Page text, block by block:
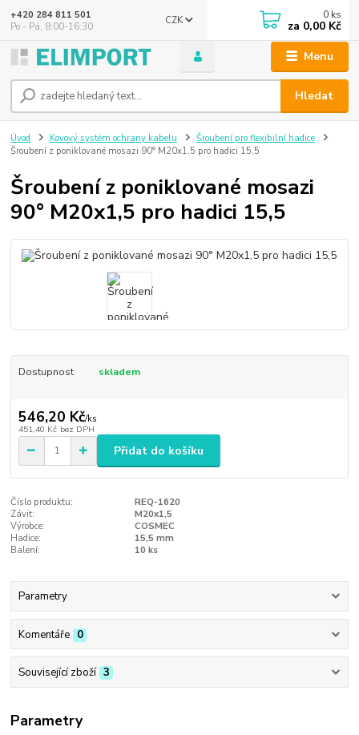
Menu
CZK
Hledat
+420 284 811 501
Po - Pá, 8:00-16:30
0 ks
za 0,00 Kč
Úvod Kovový systém ochrany kabelu
Šroubení pro flexibilní hadice
Šroubení z poniklované mosazi 90° M20x1,5 pro hadici 15,5
Šroubení z poniklované mosazi
90° M20x1,5 pro hadici 15,5
Dostupnost skladem
546,20 Kč/ks
451,40 Kč bez DPH
Přidat do košíku
Číslo produktu:
REQ-1620
Závit:
M20x1,5
Výrobce:
COSMEC
Hadice:
15,5 mm
Balení:
10 ks
Parametry
Komentáře 0
Související zboží 3
Parametry